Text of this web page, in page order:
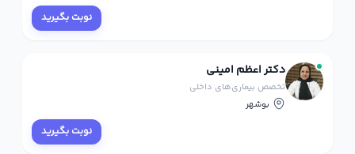
نوبت بگیرید
دکتر اعظم امینی
تخصص بیماری‌های داخلی
بوشهر
نوبت بگیرید